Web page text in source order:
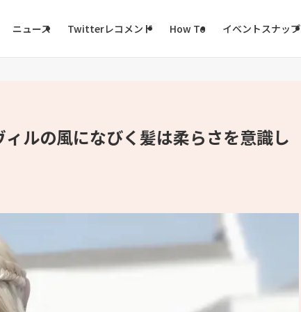
ニュース Twitterレコメンド How To イベントスナップ
ルの風になびく髪は柔らさを意識し